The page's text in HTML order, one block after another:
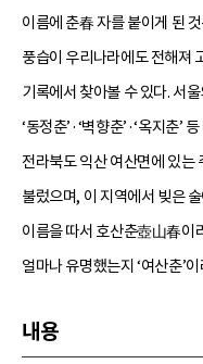
이름에 춘春 자를 붙이게 된
풍습이 우리나라에도 전해져
기록에서 찾아볼 수 있다. 서울
‘동정춘’·‘벽향춘’·‘옥지춘’
전라북도 익산 여산면에 있는
불렀으며, 이 지역에서 빚은
이름을 따서 호산춘壺山春이
얼마나 유명했는지 ‘여산춘’
내용